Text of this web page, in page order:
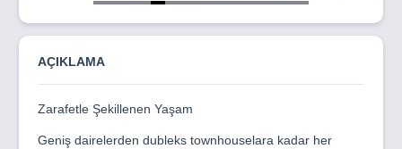
5
of
AÇIKLAMA
Zarafetle Şekillenen Yaşam
Geniş dairelerden dubleks townhouselara kadar her